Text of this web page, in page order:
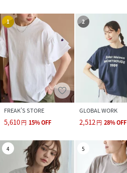
1
FREAK’S STORE
5,610円 15%OFF
2
GLOBAL WORK
2,512円 28%OFF
4 5